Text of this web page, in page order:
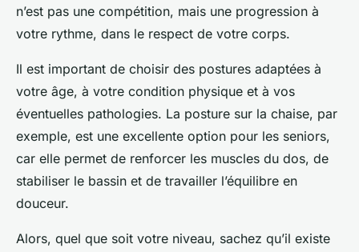
n’est pas une compétition, mais une progression à
votre rythme, dans le respect de votre corps.
Il est important de choisir des postures adaptées à
votre âge, à votre condition physique et à vos
éventuelles pathologies. La posture sur la chaise, par
exemple, est une excellente option pour les seniors,
car elle permet de renforcer les muscles du dos, de
stabiliser le bassin et de travailler l’équilibre en
douceur.
Alors, quel que soit votre niveau, sachez qu’il existe